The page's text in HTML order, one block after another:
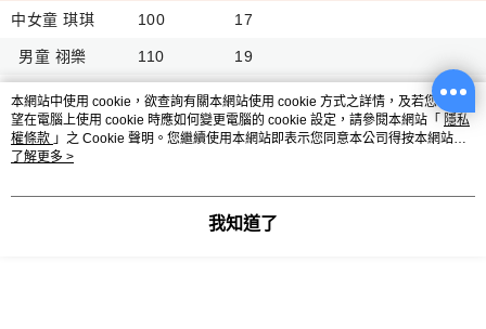
中女童 琪琪 100 17
男童 祤樂 110 19
Carissa 115 22 23 21
Renee 127 27 24.5 23
搭配商品
本網站中使用 cookie，欲查詢有關本網站使用 cookie 方式之詳情，及若您不希
望在電腦上使用 cookie 時應如何變更電腦的 cookie 設定，請參閱本網站「 隱私
權條款 」之 Cookie 聲明。您繼續使用本網站即表示您同意本公司得按本網站使
用條款之 Cookie 聲明使用 cookie。
了解更多 >
我知道了